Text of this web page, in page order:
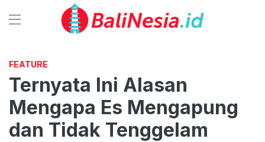
FEATURE
Ternyata Ini Alasan
Mengapa Es Mengapung
dan Tidak Tenggelam